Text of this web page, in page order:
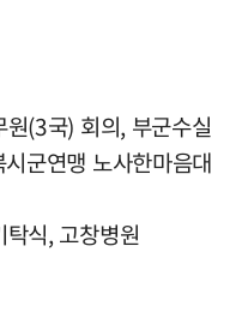
(3국) 회의, 부군수실
군연맹 노사한마음대
식, 고창병원